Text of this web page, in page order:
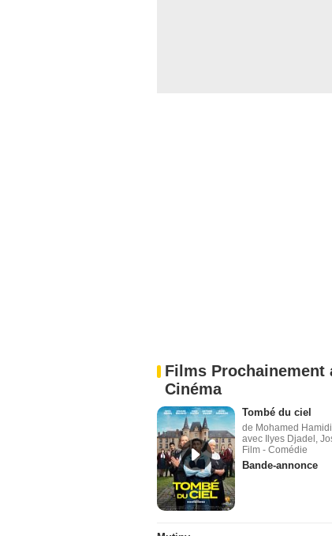
Films Prochainement
Cinéma
Tombé du ciel
de Mohamed Hamidi
avec Ilyes Djadel,
Film - Comédie
Bande-annonce